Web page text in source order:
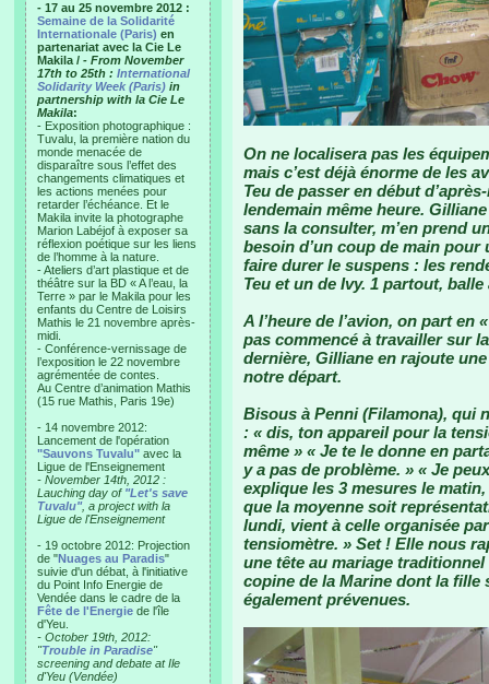
- 17 au 25 novembre 2012 :
Semaine de la Solidarité
Internationale (Paris) en
partenariat avec la Cie Le
Makila / - From November
17th to 25th : International
Solidarity Week (Paris) in
partnership with la Cie Le
Makila:
- Exposition photographique :
Tuvalu, la première nation du
monde menacée de
disparaître sous l’effet des
changements climatiques et
les actions menées pour
retarder l’échéance. Et le
Makila invite la photographe
Marion Labéjof à exposer sa
réflexion poétique sur les liens
de l’homme à la nature.
- Ateliers d’art plastique et de
théâtre sur la BD « A l’eau, la
Terre » par le Makila pour les
enfants du Centre de Loisirs
Mathis le 21 novembre après-
midi.
- Conférence-vernissage de
l’exposition le 22 novembre
agrémentée de contes.
Au Centre d’animation Mathis
(15 rue Mathis, Paris 19e)
- 14 novembre 2012:
Lancement de l'opération
"Sauvons Tuvalu" avec la
Ligue de l'Enseignement
- November 14th, 2012 :
Lauching day of "Let's save
Tuvalu", a project with la
Ligue de l'Enseignement
- 19 octobre 2012: Projection
de "Nuages au Paradis"
suivie d'un débat, à l'initiative
du Point Info Energie de
Vendée dans le cadre de la
Fête de l'Energie de l'île
d'Yeu.
- October 19th, 2012:
"Trouble in Paradise"
screening and debate at Ile
d'Yeu (Vendée)
On ne localisera pas les
mais c’est déjà énorme de les
Teu de passer en début
lendemain même heure.
sans la consulter, m’en prend
besoin d’un coup de main
faire durer le suspens : les
Teu et un de Ivy. 1 partout, balle
A l’heure de l’avion, on part en
pas commencé à travailler sur
dernière, Gilliane en rajoute
notre départ.
Bisous à Penni (Filamona), qui
: « dis, ton appareil pour la
même » « Je te le donne en
y a pas de problème. » « Je
explique les 3 mesures le
que la moyenne soit
lundi, vient à celle organisée
tensiomètre. » Set ! Elle nous
une tête au mariage
copine de la Marine dont la fille
également prévenues.